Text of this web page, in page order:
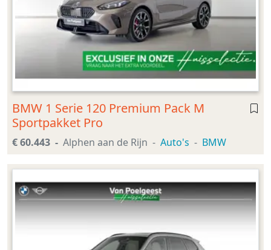
BMW 1 Serie 120 Premium Pack M
Sportpakket Pro
€ 60.443 Alphen aan de Rijn Auto's BMW